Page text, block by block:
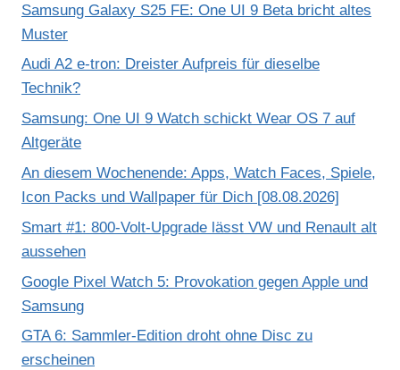
Samsung Galaxy S25 FE: One UI 9 Beta bricht altes
Muster
Audi A2 e-tron: Dreister Aufpreis für dieselbe
Technik?
Samsung: One UI 9 Watch schickt Wear OS 7 auf
Altgeräte
An diesem Wochenende: Apps, Watch Faces, Spiele,
Icon Packs und Wallpaper für Dich [08.08.2026]
Smart #1: 800-Volt-Upgrade lässt VW und Renault alt
aussehen
Google Pixel Watch 5: Provokation gegen Apple und
Samsung
GTA 6: Sammler-Edition droht ohne Disc zu
erscheinen